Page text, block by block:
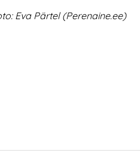
Eva Pärtel (Perenaine.ee)